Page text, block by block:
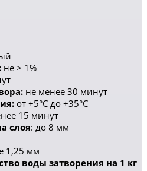
не > 1%
не менее 30 минут
от +5°С до +35°С
15 минут
слоя: до 8 мм
1,25 мм
воды затворения на 1 кг